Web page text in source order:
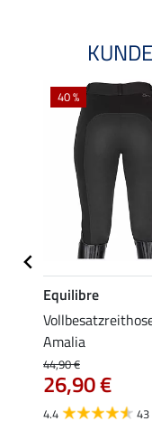
40 %
Equilibre
Amalia
44,90 €
26,90 €
4.4 43